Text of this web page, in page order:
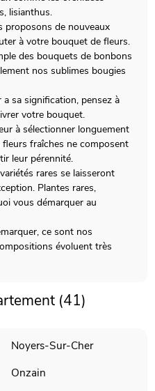
lisianthus.
proposons de nouveaux
à votre bouquet de fleurs.
des bouquets de bonbons
nos sublimes bougies
a sa signification, pensez à
votre bouquet.
à sélectionner longuement
fraîches ne composent
leur pérennité.
rares se laisseront
Plantes rares,
vous démarquer au
ce sont nos
évoluent très
(41)
Noyers-Sur-Cher
Onzain